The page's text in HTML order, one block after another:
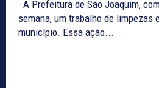
semana, um trabalho de limpezas
município. Essa ação...